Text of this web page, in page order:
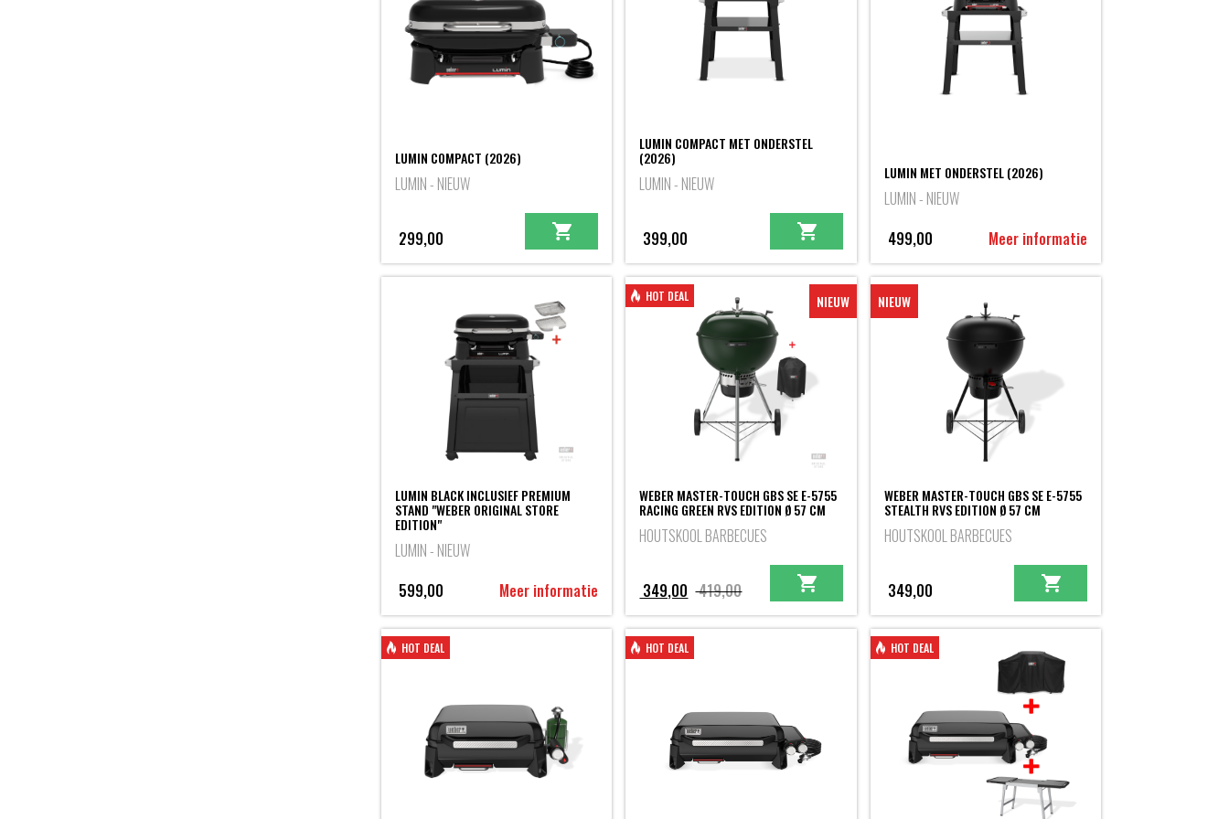
LUMIN COMPACT (2026)
LUMIN - NIEUW
299,00
LUMIN COMPACT MET ONDERSTEL
(2026)
LUMIN - NIEUW
399,00
LUMIN MET ONDERSTEL (2026)
LUMIN - NIEUW
499,00
Meer informatie
LUMIN BLACK INCLUSIEF PREMIUM
STAND "WEBER ORIGINAL STORE
EDITION"
LUMIN - NIEUW
599,00
Meer informatie
HOT DEAL NIEUW
WEBER MASTER-TOUCH GBS SE E-5755
RACING GREEN RVS EDITION Ø 57 CM
HOUTSKOOL BARBECUES
419,00Oorspronkelijke
prijs
was:
349,00
Huidige
prijs
is:
NIEUW
WEBER MASTER-TOUCH GBS SE E-5755
STEALTH RVS EDITION Ø 57 CM
HOUTSKOOL BARBECUES
349,00
HOT DEAL HOT DEAL HOT DEAL